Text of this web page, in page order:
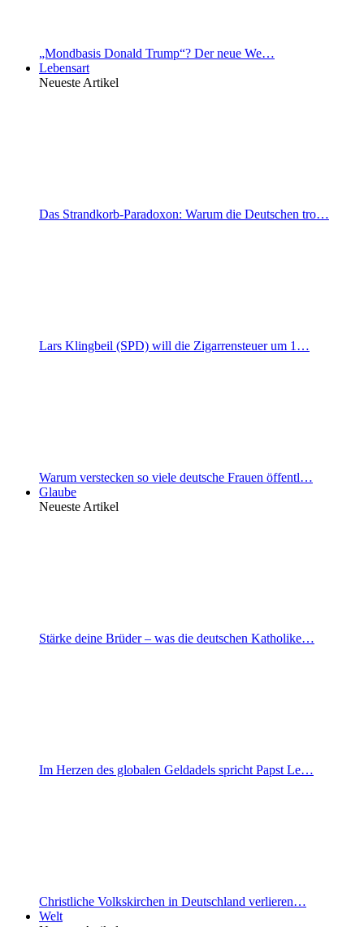
„Mondbasis Donald Trump“? Der neue We…
Lebensart
Neueste Artikel
Das Strandkorb-Paradoxon: Warum die Deutschen tro…
Lars Klingbeil (SPD) will die Zigarrensteuer um 1…
Warum verstecken so viele deutsche Frauen öffentl…
Glaube
Neueste Artikel
Stärke deine Brüder – was die deutschen Katholike…
Im Herzen des globalen Geldadels spricht Papst Le…
Christliche Volkskirchen in Deutschland verlieren…
Welt